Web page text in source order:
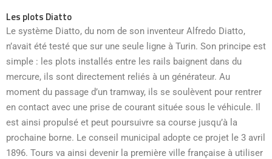
Les plots Diatto
Le système Diatto, du nom de son inventeur Alfredo Diatto,
n’avait été testé que sur une seule ligne à Turin. Son principe est
simple : les plots installés entre les rails baignent dans du
mercure, ils sont directement reliés à un générateur. Au
moment du passage d’un tramway, ils se soulèvent pour rentrer
en contact avec une prise de courant située sous le véhicule. Il
est ainsi propulsé et peut poursuivre sa course jusqu’à la
prochaine borne. Le conseil municipal adopte ce projet le 3 avril
1896. Tours va ainsi devenir la première ville française à utiliser